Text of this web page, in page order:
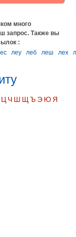
много
запрос.Также вы
:
леу леб леш лех
Ц Ч Ш Щ Ъ Э Ю Я